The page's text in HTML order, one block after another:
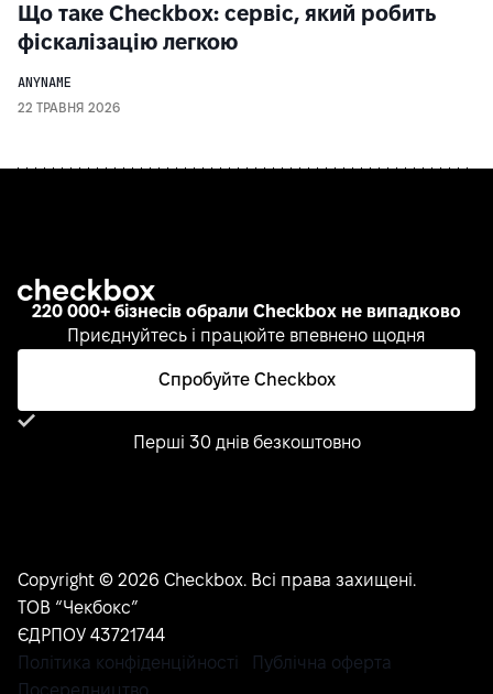
Що таке Checkbox: сервіс, який робить
фіскалізацію легкою
ANYNAME
22 ТРАВНЯ 2026
220 000+ бізнесів обрали Checkbox не випадково
Приєднуйтесь і працюйте впевнено щодня
Спробуйте Checkbox
Перші 30 днів безкоштовно
Copyright © 2026 Checkbox. Всі права захищені.
ТОВ “Чекбокс”
ЄДРПОУ 43721744
Політика конфіденційності
Публічна оферта